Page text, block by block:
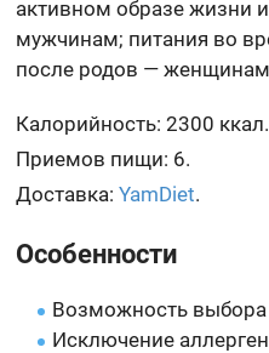
активном образе жизни
мужчинам; питания во
после родов —
Калорийность: 2300 ккал.
Приемов пищи: 6.
Доставка:YamDiet.
Особенности
Возможность
Исключение